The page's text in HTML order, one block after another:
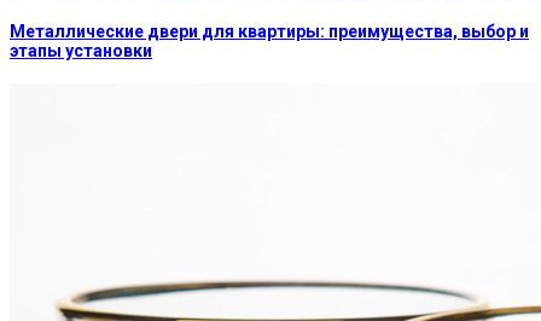
Металлические двери для квартиры: преимущества, выбор и
этапы установки